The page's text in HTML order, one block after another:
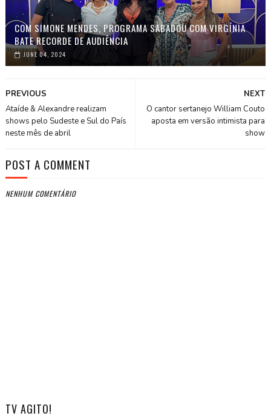
COM SIMONE MENDES, PROGRAMA SABADOU COM VIRGÍNIA
BATE RECORDE DE AUDIÊNCIA
JUNE 04, 2024
NEXT
O cantor sertanejo William Couto
aposta em versão intimista para
show
PREVIOUS
Ataíde & Alexandre realizam
shows pelo Sudeste e Sul do País
neste mês de abril
POST A COMMENT
NENHUM COMENTÁRIO
TV AGITO!